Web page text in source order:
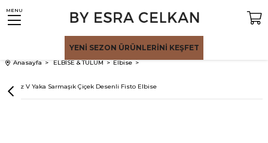
MENU
YENİ SEZON ÜRÜNLERİNİ KEŞFET
Anasayfa ELBİSE & TULUM Elbise
Beyaz V Yaka Sarmaşık Çiçek Desenli Fisto Elbise